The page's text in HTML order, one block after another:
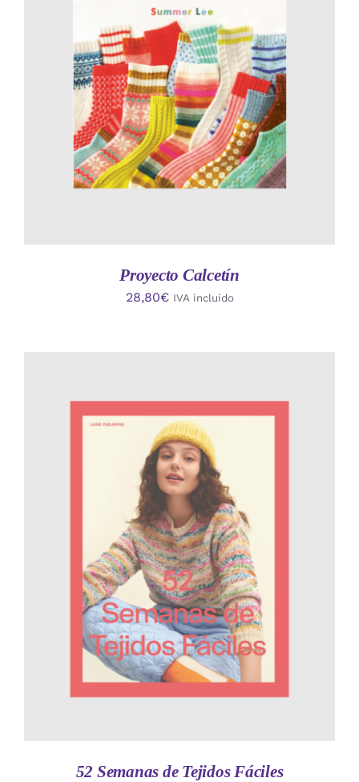
AÑADIR AL CARRITO
/
DETALLES
Proyecto Calcetín
28,80€ IVA incluido
AÑADIR AL CARRITO
/
DETALLES
52 Semanas de Tejidos Fáciles